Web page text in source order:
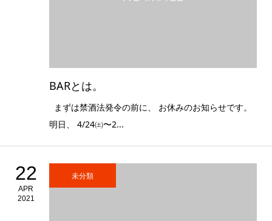
BARとは。
まずは禁酒法発令の前に、 お休みのお知らせです。
明日、 4/24㈯〜2...
22
APR
2021
未分類